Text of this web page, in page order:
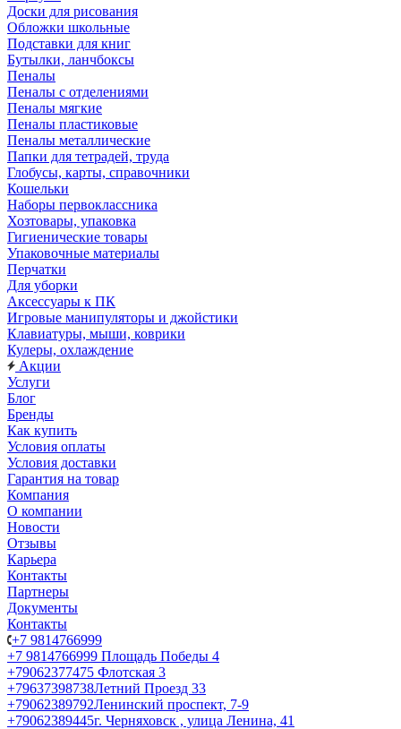
Доски для рисования
Обложки школьные
Подставки для книг
Бутылки, ланчбоксы
Пеналы
Пеналы с отделениями
Пеналы мягкие
Пеналы пластиковые
Пеналы металлические
Папки для тетрадей, труда
Глобусы, карты, справочники
Кошельки
Наборы первоклассника
Хозтовары, упаковка
Гигиенические товары
Упаковочные материалы
Перчатки
Для уборки
Аксессуары к ПК
Игровые манипуляторы и джойстики
Клавиатуры, мыши, коврики
Кулеры, охлаждение
Акции
Услуги
Блог
Бренды
Как купить
Условия оплаты
Условия доставки
Гарантия на товар
Компания
О компании
Новости
Отзывы
Карьера
Контакты
Партнеры
Документы
Контакты
+7 9814766999
+7 9814766999 Площадь Победы 4
+79062377475 Флотская 3
+79637398738Летний Проезд 33
+79062389792Ленинский проспект, 7-9
+79062389445г. Черняховск , улица Ленина, 41